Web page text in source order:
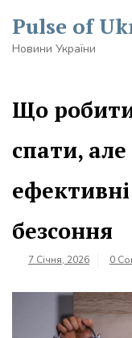
content
Pulse of
Новини України
Що
спати,
безсоння
7 Січня, 2026 0